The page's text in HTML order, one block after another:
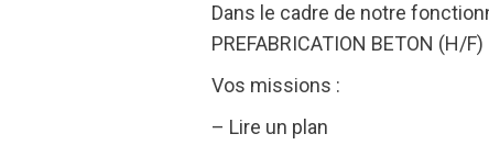
Dans le cadre de notre
PREFABRICATION BETON (H/F)
Vos missions :
– Lire un plan